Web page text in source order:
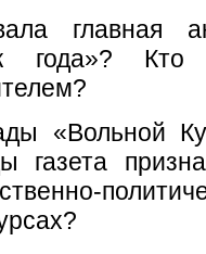
главная
года»?
«Вольной
газета